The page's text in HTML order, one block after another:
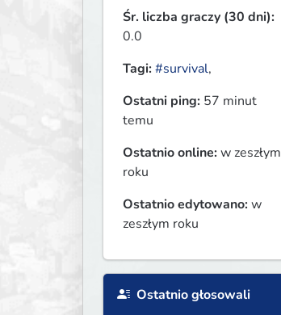
Śr. liczba graczy (30 dni):
0.0
Tagi:#survival,
Ostatni ping: 57 minut
temu
Ostatnio online:w zeszłym
roku
Ostatnio edytowano:w
zeszłym roku
Ostatnio głosowali